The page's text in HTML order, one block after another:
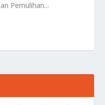
Pemulihan...